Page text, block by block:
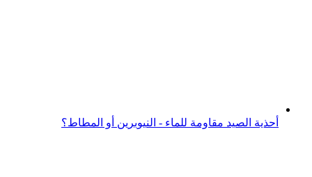
أحذية الصيد مقاومة للماء - النيوبرين أو المطاط؟